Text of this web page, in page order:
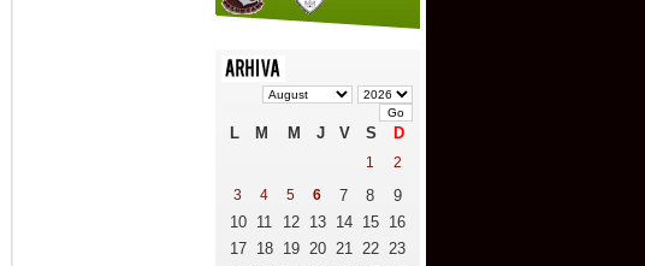
L M M J V S D
1
2
3
4 5 6 7 8
9
10
11 12 13 14 15
16
17
18 19 20 21 22 23